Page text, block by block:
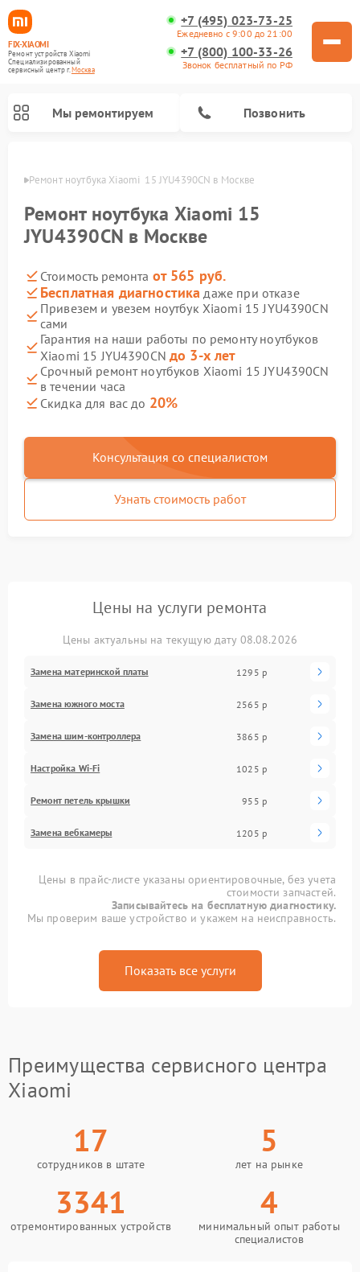
FIX-XIAOMI
Ремонт устройств Xiaomi
Специализированный
cервисный центр г.Москва
+7 (495) 023-73-25
Ежедневно с 9:00 до 21:00
+7 (800) 100-33-26
Звонок бесплатный по РФ
Мы ремонтируем Позвонить
Ремонт ноутбука Xiaomi  15 JYU4390CN в Москве
Ремонт ноутбука Xiaomi 15
JYU4390CN в Москве
Стоимость ремонта от 565 руб.
Бесплатная диагностика даже при отказе
Привезем и увезем ноутбук Xiaomi 15 JYU4390CN
сами
Гарантия на наши работы по ремонту ноутбуков
Xiaomi 15 JYU4390CN до 3-х лет
Срочный ремонт ноутбуков Xiaomi 15 JYU4390CN
в течении часа
Скидка для вас до 20%
Консультация со специалистом
Узнать стоимость работ
Цены на услуги ремонта
Цены актуальны на текущую дату 08.08.2026
Замена материнской платы 1295 р
Замена южного моста 2565 р
Замена шим-контроллера 3865 р
Настройка Wi-Fi 1025 р
Ремонт петель крышки 955 р
Замена вебкамеры 1205 р
Цены в прайс-листе указаны ориентировочные, без учета
стоимости запчастей.
Записывайтесь на бесплатную диагностику.
Мы проверим ваше устройство и укажем на неисправность.
Показать все услуги
Преимущества сервисного центра
Xiaomi
17
сотрудников в штате
5
лет на рынке
3341
отремонтированных устройств
4
минимальный опыт работы
специалистов